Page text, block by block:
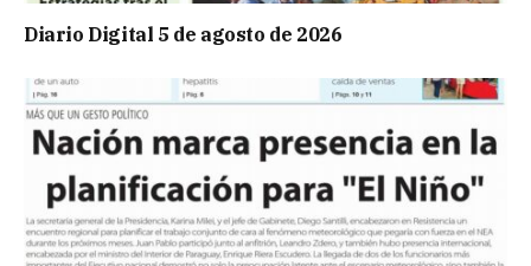
Diario Digital 5 de agosto de 2026